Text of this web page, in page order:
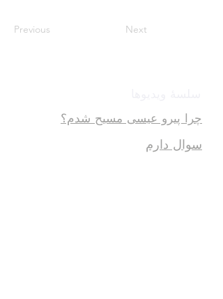
Previous Next
چرا پیرو عیسی مسیح شدم؟
سوال دارم